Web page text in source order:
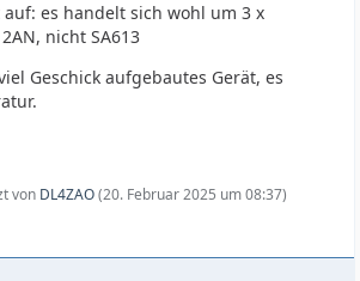
es handelt sich wohl um 3 x
nicht SA613
Geschick aufgebautes Gerät, es
von DL4ZAO(20. Februar 2025 um 08:37)